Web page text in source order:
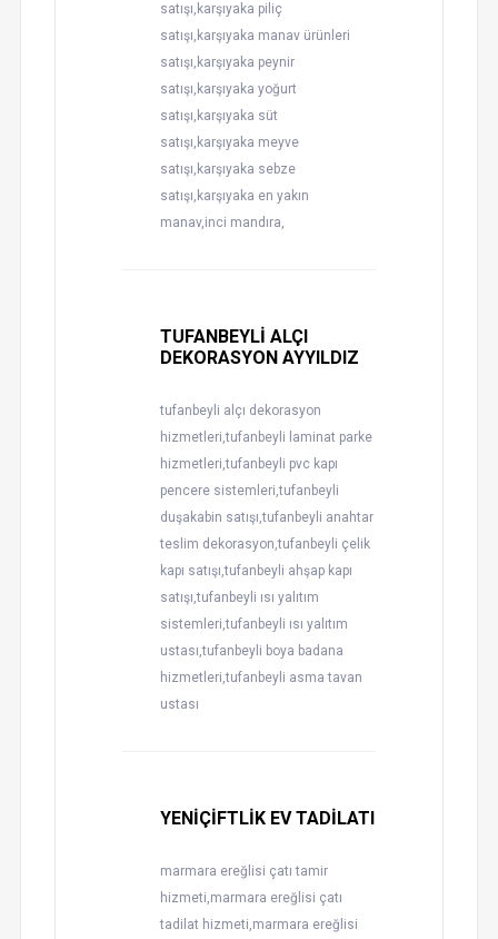
satışı,karşıyaka piliç
satışı,karşıyaka manav ürünleri
satışı,karşıyaka peynir
satışı,karşıyaka yoğurt
satışı,karşıyaka süt
satışı,karşıyaka meyve
satışı,karşıyaka sebze
satışı,karşıyaka en yakın
manav,inci mandıra,
TUFANBEYLİ ALÇI
DEKORASYON AYYILDIZ
tufanbeyli alçı dekorasyon
hizmetleri,tufanbeyli laminat parke
hizmetleri,tufanbeyli pvc kapı
pencere sistemleri,tufanbeyli
duşakabin satışı,tufanbeyli anahtar
teslim dekorasyon,tufanbeyli çelik
kapı satışı,tufanbeyli ahşap kapı
satışı,tufanbeyli ısı yalıtım
sistemleri,tufanbeyli ısı yalıtım
ustası,tufanbeyli boya badana
hizmetleri,tufanbeyli asma tavan
ustası
YENİÇİFTLİK EV TADİLATI
marmara ereğlisi çatı tamir
hizmeti,marmara ereğlisi çatı
tadilat hizmeti,marmara ereğlisi